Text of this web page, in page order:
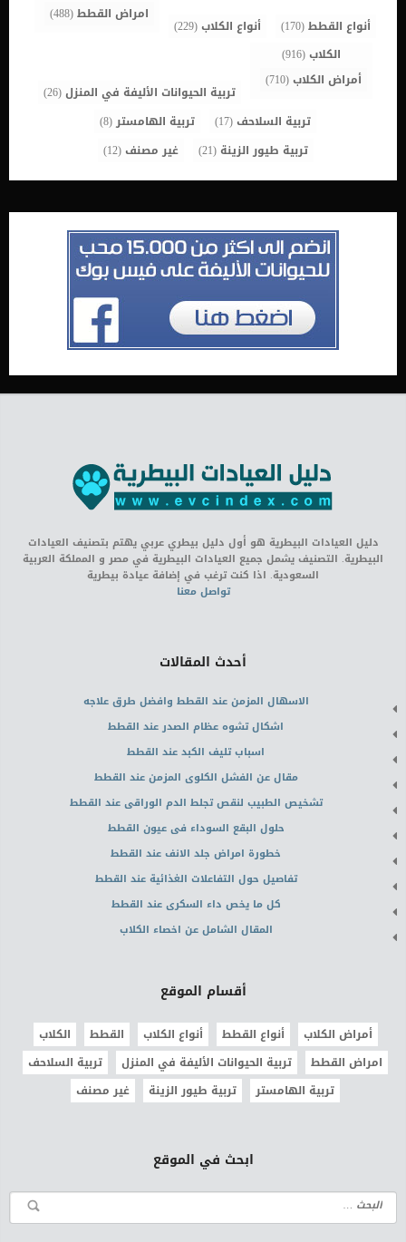
أنواع القطط(170) أنواع الكلاب(229)
امراض القطط(488)
الكلاب(916)
أمراض الكلاب(710)
تربية الحيوانات الأليفة في المنزل(26)
تربية السلاحف(17) تربية الهامستر(8)
تربية طيور الزينة (21) غير مصنف(12)
دليل العيادات البيطرية هو أول دليل بيطري عربي يهتم بتصنيف العيادات
البيطرية. التصنيف يشمل جميع العيادات البيطرية في مصر و المملكة العربية
السعودية. اذا كنت ترغب في إضافة عيادة بيطرية
تواصل معنا
أحدث المقالات
الاسهال المزمن عند القطط وافضل طرق علاجه
اشكال تشوه عظام الصدر عند القطط
اسباب تليف الكبد عند القطط
مقال عن الفشل الكلوى المزمن عند القطط
تشخيص الطبيب لنقص تجلط الدم الوراقى عند القطط
حلول البقع السوداء فى عيون القطط
خطورة امراض جلد الانف عند القطط
تفاصيل حول التفاعلات الغذائية عند القطط
كل ما يخص داء السكرى عند القطط
المقال الشامل عن اخصاء الكلاب
أقسام الموقع
أمراض الكلاب أنواع القطط أنواع الكلاب القطط
الكلاب
امراض القطط
تربية الحيوانات الأليفة في المنزل
تربية السلاحف
تربية الهامستر
تربية طيور الزينة غير مصنف
ابحث في الموقع